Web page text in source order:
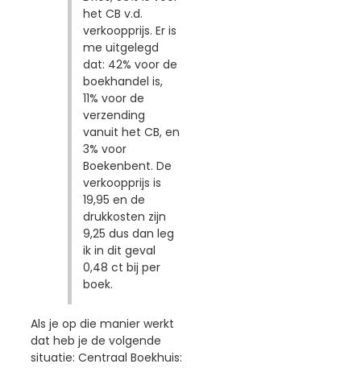
het CB v.d.
verkoopprijs. Er is
me uitgelegd
dat: 42% voor de
boekhandel is,
11% voor de
verzending
vanuit het CB, en
3% voor
Boekenbent. De
verkoopprijs is
19,95 en de
drukkosten zijn
9,25 dus dan leg
ik in dit geval
0,48 ct bij per
boek.
Als je op die manier werkt
dat heb je de volgende
situatie: Centraal Boekhuis: